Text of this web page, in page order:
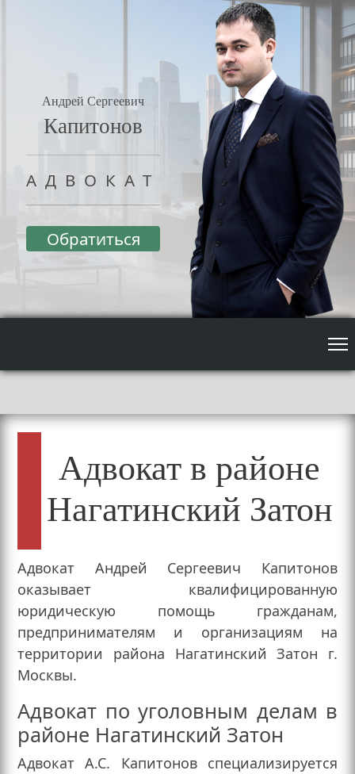
Андрей Сергеевич
Капитонов
АДВОКАТ
Обратиться
Адвокат в районе
Нагатинский Затон
Адвокат Андрей Сергеевич Капитонов
оказывает квалифицированную
юридическую помощь гражданам,
предпринимателям и организациям на
территории района Нагатинский Затон г.
Москвы.
Адвокат по уголовным делам в
районе Нагатинский Затон
Адвокат А.С. Капитонов специализируется